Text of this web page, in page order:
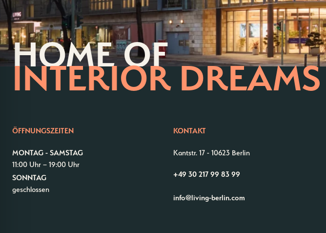
HOME OF
INTERIOR DREAMS
ÖFFNUNGSZEITEN
MONTAG - SAMSTAG
11:00 Uhr – 19:00 Uhr
SONNTAG
geschlossen
KONTAKT
Kantstr. 17- 10623 Berlin
+49 30 217 99 83 99
info@living-berlin.com